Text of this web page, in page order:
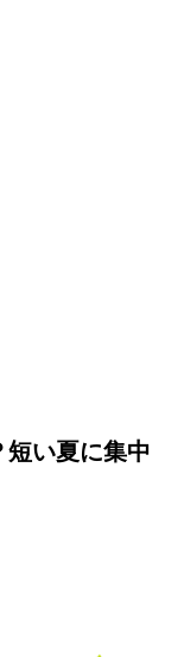
い夏に集中